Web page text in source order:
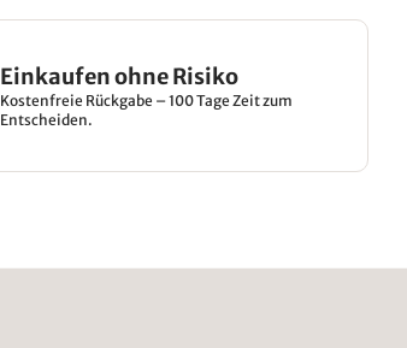
Einkaufen ohne Risiko
Kostenfreie Rückgabe – 100 Tage Zeit zum
Entscheiden.